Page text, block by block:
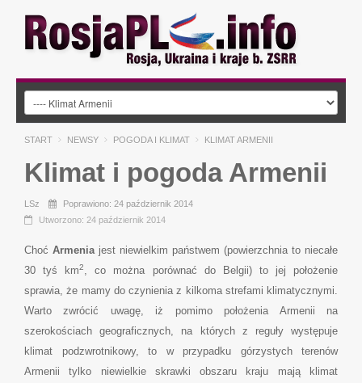
START NEWSY POGODA I KLIMAT KLIMAT ARMENII
Klimat i pogoda Armenii
LSz
Poprawiono: 24 październik 2014
Utworzono: 24 październik 2014
Choć Armeniajest niewielkim państwem (powierzchnia to niecałe
30 tyś km2, co można porównać do Belgii) to jej położenie
sprawia, że mamy do czynienia z kilkoma strefami klimatycznymi.
Warto zwrócić uwagę, iż pomimo położenia Armenii na
szerokościach geograficznych, na których z reguły występuje
klimat podzwrotnikowy, to w przypadku górzystych terenów
Armenii tylko niewielkie skrawki obszaru kraju mają klimat